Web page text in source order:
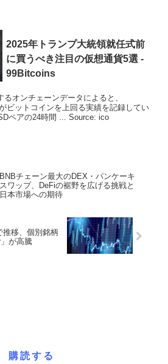
2025年トランプ大統領就任式前
に買うべき注目の仮想通貨5選 -
99Bitcoins
オンチェーンデータによると、
ビットコインを上回る実績を記録してい
ペアの24時間 ... Source: ico
BNBチェーン最大のDEX・パンケーキ
スワップ、DeFiの裾野を広げる挑戦と
日本市場への期待
推移、個別銘柄
が高騰
購読する